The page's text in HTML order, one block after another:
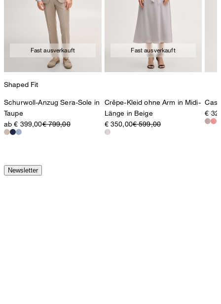
Fast ausverkauft
Shaped Fit
Schurwoll-Anzug Sera-Sole in
Taupe
ab € 399,00€ 799,00
Fast ausverkauft
Crêpe-Kleid ohne Arm in Midi-
Länge in Beige
€ 350,00€ 599,00
€
Newsletter